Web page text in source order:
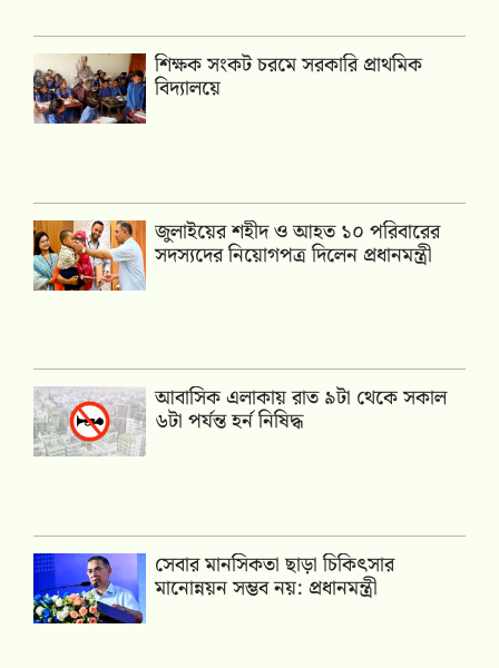
শিক্ষক সংকট চরমে সরকারি প্রাথমিক
বিদ্যালয়ে
জুলাইয়ের শহীদ ও আহত ১০ পরিবারের
সদস্যদের নিয়োগপত্র দিলেন প্রধানমন্ত্রী
আবাসিক এলাকায় রাত ৯টা থেকে সকাল
৬টা পর্যন্ত হর্ন নিষিদ্ধ
সেবার মানসিকতা ছাড়া চিকিৎসার
মানোন্নয়ন সম্ভব নয়: প্রধানমন্ত্রী